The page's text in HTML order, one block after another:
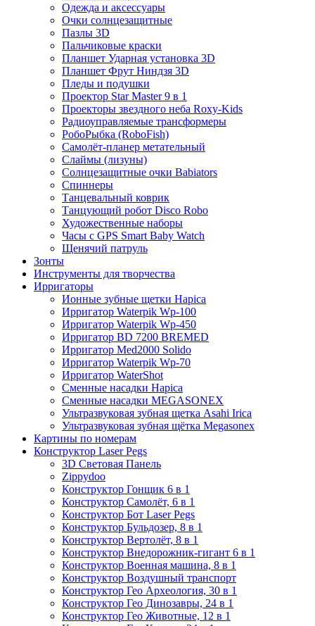
Одежда и аксессуары
Очки солнцезащитные
Пазлы 3D
Пальчиковые краски
Планшет Ударная установка 3D
Планшет Фрут Ниндзя 3D
Пледы и подушки
Проектор Star Master 9 в 1
Проекторы звездного неба Roxy-Kids
Радиоуправляемые трансформеры
РобоРыбка (RoboFish)
Самолёт-планер метательный
Слаймы (лизуны)
Солнцезащитные очки Babiators
Спиннеры
Танцевальный коврик
Танцующий робот Disco Robo
Художественные наборы
Часы с GPS Smart Baby Watch
Щенячий патруль
Зонты
Инструменты для творчества
Ирригаторы
Ионные зубные щетки Hapica
Ирригатор Waterpik Wp-100
Ирригатор Waterpik Wp-450
Ирригатор BD 7200 BREMED
Ирригатор Med2000 Solido
Ирригатор Waterpik Wp-70
Ирригатор WaterShot
Сменные насадки Hapica
Сменные насадки MEGASONEX
Ультразвуковая зубная щетка Asahi Irica
Ультразвуковая зубная щётка Megasonex
Картины по номерам
Конструктор Laser Pegs
3D Световая Панель
Zippydoo
Конструктор Гонщик 6 в 1
Конструктор Cамолёт, 6 в 1
Конструктор Бот Laser Pegs
Конструктор Бульдозер, 8 в 1
Конструктор Вертолёт, 8 в 1
Конструктор Внедорожник-гигант 6 в 1
Конструктор Военная машина, 8 в 1
Конструктор Воздушный транспорт
Конструктор Гео Археология, 30 в 1
Конструктор Гео Динозавры, 24 в 1
Конструктор Гео Животные, 12 в 1